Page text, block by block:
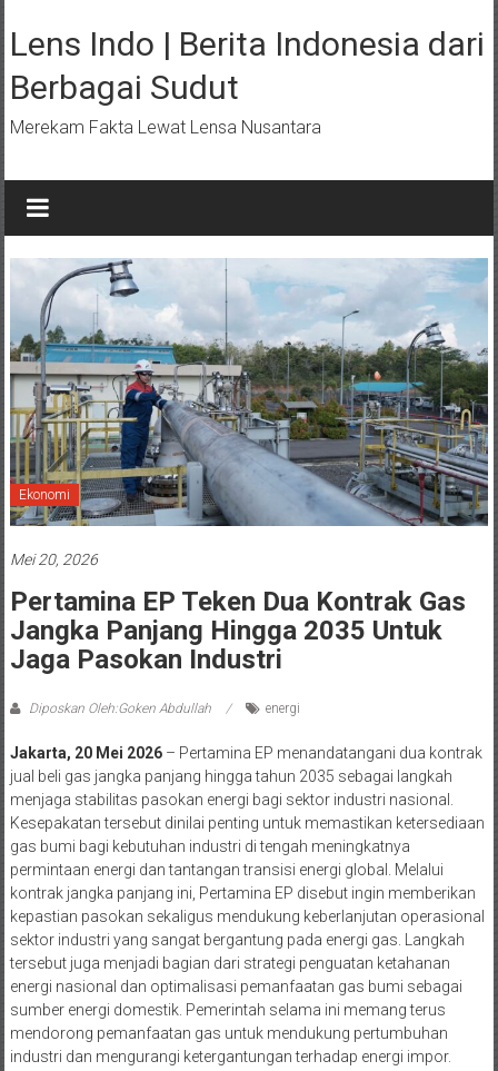
ke
konten
Lens Indo | Berita Indonesia dari
Berbagai Sudut
Merekam Fakta Lewat Lensa Nusantara
Ekonomi
Mei 20, 2026
Pertamina EP Teken Dua Kontrak Gas
Jangka Panjang Hingga 2035 Untuk
Jaga Pasokan Industri
Diposkan Oleh:Goken Abdullah energi
Jakarta, 20 Mei 2026– Pertamina EP menandatangani dua kontrak
jual beli gas jangka panjang hingga tahun 2035 sebagai langkah
menjaga stabilitas pasokan energi bagi sektor industri nasional.
Kesepakatan tersebut dinilai penting untuk memastikan ketersediaan
gas bumi bagi kebutuhan industri di tengah meningkatnya
permintaan energi dan tantangan transisi energi global. Melalui
kontrak jangka panjang ini, Pertamina EP disebut ingin memberikan
kepastian pasokan sekaligus mendukung keberlanjutan operasional
sektor industri yang sangat bergantung pada energi gas. Langkah
tersebut juga menjadi bagian dari strategi penguatan ketahanan
energi nasional dan optimalisasi pemanfaatan gas bumi sebagai
sumber energi domestik. Pemerintah selama ini memang terus
mendorong pemanfaatan gas untuk mendukung pertumbuhan
industri dan mengurangi ketergantungan terhadap energi impor.